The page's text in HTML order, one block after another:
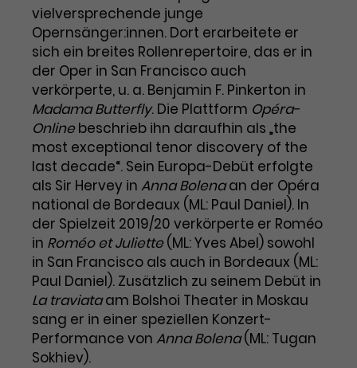
Benutzer*in wiedererkannt werden,
und es wird Zugang zu
geschützten Bereichen gewährt.
Name cookie_optin
Anbieter TYPO3
Laufzeit 1 Monat
Zweck
Enthält die gewählten Tracking-
Optin-Einstellungen.
Laufzeit 2 Jahre
Zweck
Dieses Cookie wird von Google
Analytics installiert. Das Cookie
wird verwendet, um
Besucher*innen-, Sitzungs- und
Kampagnendaten zu berechnen
und die Nutzung der Website für
den Analysebericht der Website zu
verfolgen. Die Cookies speichern
Informationen anonym und weisen
eine zufallsgenerierte Nummer zu,
um Besuche zu erkennen.
Name _gid
Anbieter
Marketing
Diese Gruppe beinhaltet alle Scripte, die es uns
ermöglichen die Leistung unserer
Werbekampagnen zu analysieren und
Conversions zu messen. Außerdem helfen sie
uns dabei Werbeanzeigen und Inhalte besser auf
die Interessen unserer Nutzer abzustimmen.
Name
_gcl_au
Anbieter Google Ads
Laufzeit 3 Monate
Zweck
Wird von Google verwendet, um
die Effizienz von Werbeanzeigen zu
messen und Conversions zu
speichern. Dieses Cookie hilft dabei
nachzuvollziehen, ob Nutzer über
Google-Anzeigen auf unsere
Website gelangt sind.
Cookie-Informationen
vielversprechende junge
Opernsänger:innen. Dort erarbeitete er
sich ein breites Rollenrepertoire, das er in
der Oper in San Francisco auch
verkörperte, u. a. Benjamin F. Pinkerton in
Madama Butterfly. Die Plattform Opéra-
Onlinebeschrieb ihn daraufhin als ​„the
most exceptional tenor discovery of the
last decade“. Sein Europa-Debüt erfolgte
als Sir Hervey in Anna Bolenaan der Opéra
national de Bordeaux (ML: Paul Daniel). In
der Spielzeit 2019/20 verkörperte er Roméo
in Roméo et Juliette(ML: Yves Abel) sowohl
in San Francisco als auch in Bordeaux (ML:
Paul Daniel). Zusätzlich zu seinem Debüt in
La traviataam Bolshoi Theater in Moskau
sang er in einer speziellen Konzert-
Performance von Anna Bolena(ML: Tugan
Sokhiev).